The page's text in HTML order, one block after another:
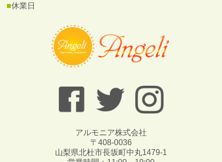
■休業日
アルモニア株式会社
〒408-0036
山梨県北杜市長坂町中丸1479-1